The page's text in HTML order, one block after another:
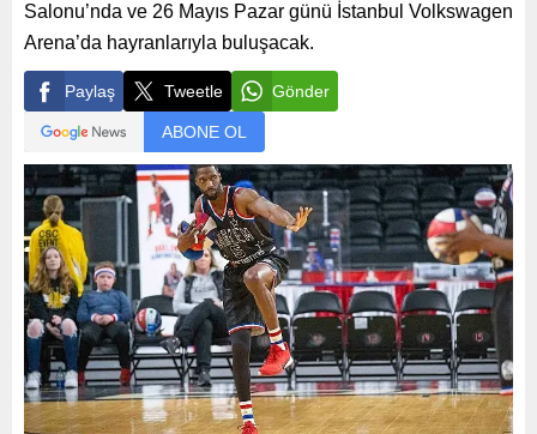
Salonu’nda ve 26 Mayıs Pazar günü İstanbul Volkswagen
Arena’da hayranlarıyla buluşacak.
Paylaş Tweetle Gönder
ABONE OL